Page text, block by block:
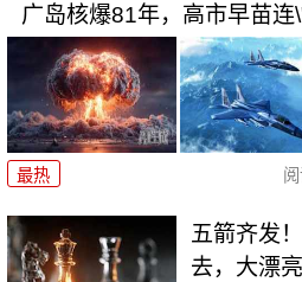
广岛核爆81年，高市早苗连
最热
五箭齐发
去，大漂